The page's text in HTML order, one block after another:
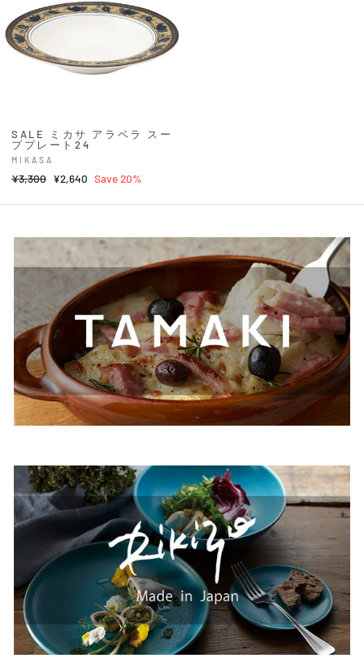
SALE ミカサ アラベラ スー
ププレート24
MIKASA
Regular
¥3,300 Sale
¥2,640 Save 20%